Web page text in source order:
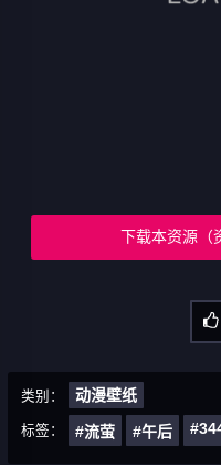
下载本资源（
类别： 动漫壁纸
标签： #流萤 #午后